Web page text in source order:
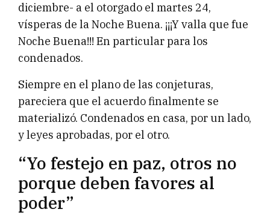
diciembre- a el otorgado el martes 24,
vísperas de la Noche Buena. ¡¡¡Y valla que fue
Noche Buena!!! En particular para los
condenados.
Siempre en el plano de las conjeturas,
pareciera que el acuerdo finalmente se
materializó. Condenados en casa, por un lado,
y leyes aprobadas, por el otro.
“Yo festejo en paz, otros no
porque deben favores al
poder”